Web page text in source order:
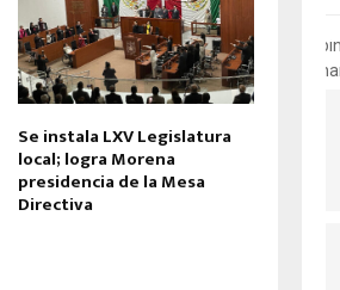
Se instala LXV Legislatura
local; logra Morena
presidencia de la Mesa
Directiva